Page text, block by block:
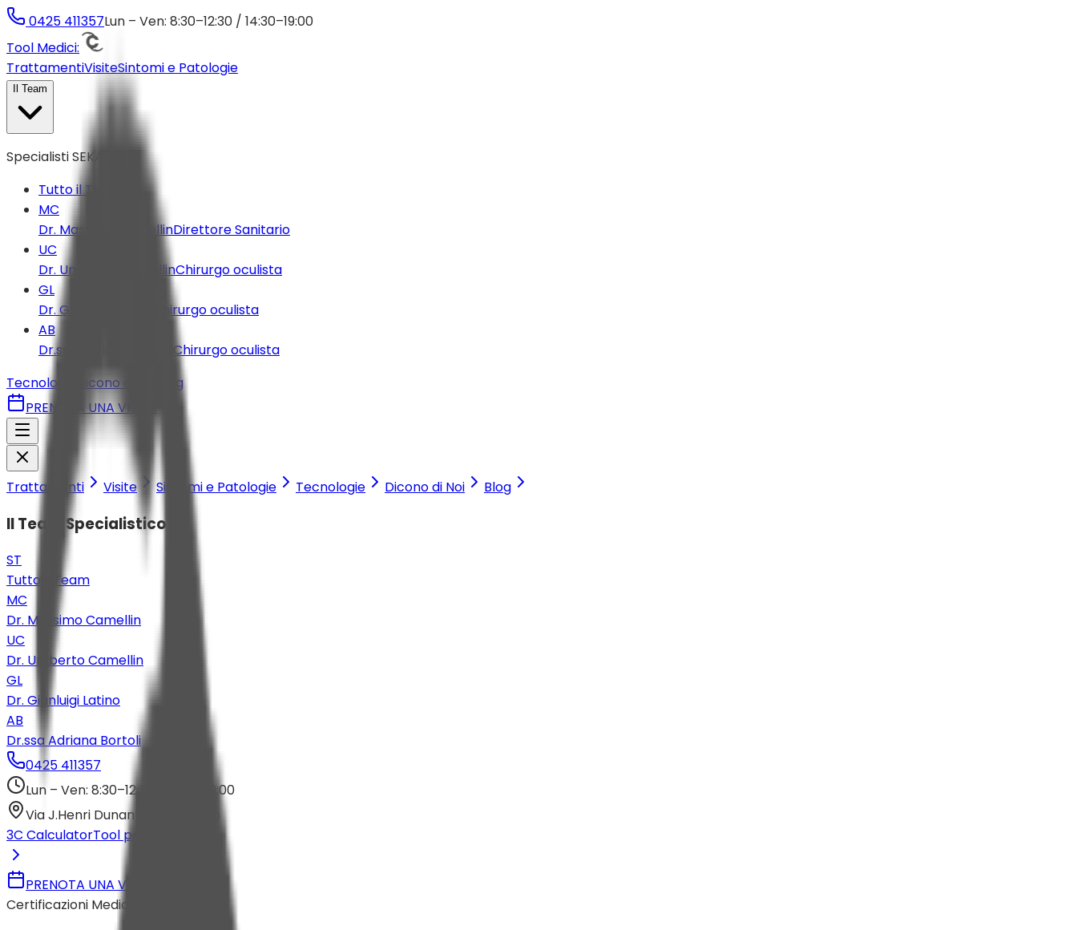
0425 411357Lun – Ven: 8:30–12:30 / 14:30–19:00
Tool Medici:
TrattamentiVisiteSintomi e Patologie
Il Team
Specialisti SEKAL
Tutto il Team
MC
Dr. Massimo CamellinDirettore Sanitario
UC
Dr. Umberto CamellinChirurgo oculista
GL
Dr. Gianluigi Latino
Chirurgo oculista
AB
Dr.ssa Adriana Bortoli Chirurgo oculista
Tecnologie
Dicono di Noi
Blog
PRENOTA UNA VISITA
Trattamenti Visite Sintomi e Patologie Tecnologie Dicono di Noi Blog
Il Team Specialistico
ST
Tutto il Team
MC
Dr. Massimo Camellin
UC
Dr. Umberto Camellin
GL
Dr. Gianluigi Latino
AB
Dr.ssa Adriana Bortoli
0425 411357
Lun – Ven: 8:30–12:30 / 14:30–19:00
Via J.Henri Dunant 10/12, Rovigo
3C CalculatorTool per Oculisti
PRENOTA UNA VISITA
Certificazioni Mediche